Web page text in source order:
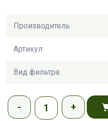
Производитель
Артикул
Вид фильтра: